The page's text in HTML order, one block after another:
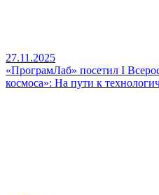
27.11.2025
«ПрограмЛаб» посетил I
космоса»: На пути к